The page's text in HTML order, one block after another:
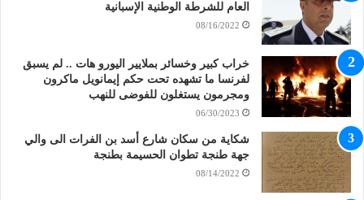
العام للشرطة الوطنية الإسبانية
08/16/2022
خراب كبير وخسائر بملايير اليورو هات .. لم يسبق
لفرنسا ما تشهده تحت حكم إيمانويل ماكرون
ومجرمون يستغلون للفوضى للنهب
06/30/2023
شكاية من سكان شارع أسد بن الفرات الى والي
جهة طنجة تطوان الحسيمة بطنجة
08/14/2022